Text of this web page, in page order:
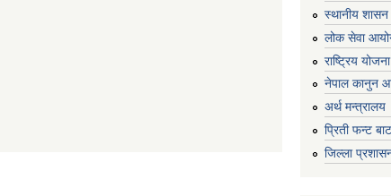
स्थानीय शासन
लोक सेवा
राष्ट्रिय
नेपाल कानुन
अर्थ मन्त्रालय
प्रिती फन्ट
जिल्ला